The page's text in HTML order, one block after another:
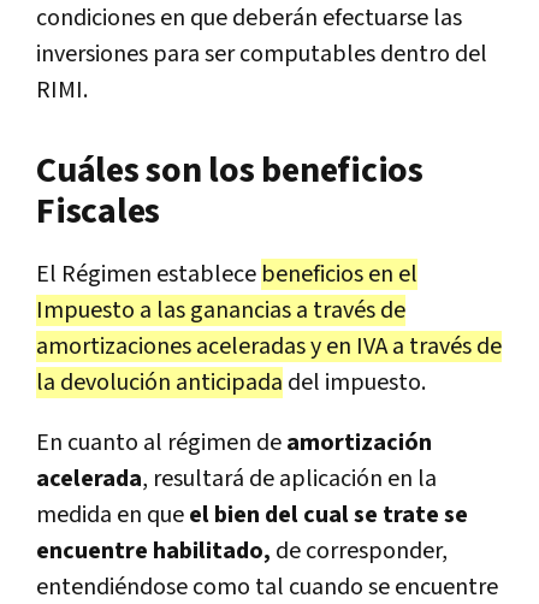
condiciones en que deberán efectuarse las
inversiones para ser computables dentro del
RIMI.
Cuáles son los beneficios
Fiscales
El Régimen establece beneficios en el
Impuesto a las ganancias a través de
amortizaciones aceleradas y en IVA a través de
la devolución anticipada del impuesto.
En cuanto al régimen deamortización
acelerada, resultará de aplicación en la
medida en queel bien del cual se trate se
encuentre habilitado, de corresponder,
entendiéndose como tal cuando se encuentre